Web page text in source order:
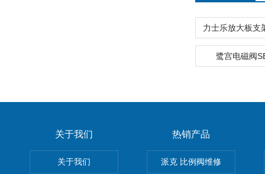
鹭宫电磁阀
关于我们
关于我们
热销产品
派克 比例阀维修